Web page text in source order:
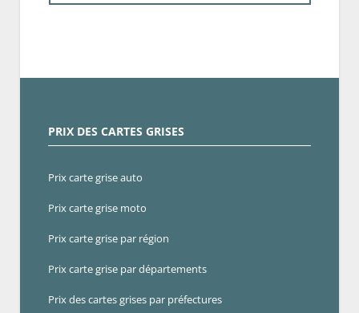
PRIX DES CARTES GRISES
Prix carte grise auto
Prix carte grise moto
Prix carte grise par région
Prix carte grise par départements
Prix des cartes grises par préfectures